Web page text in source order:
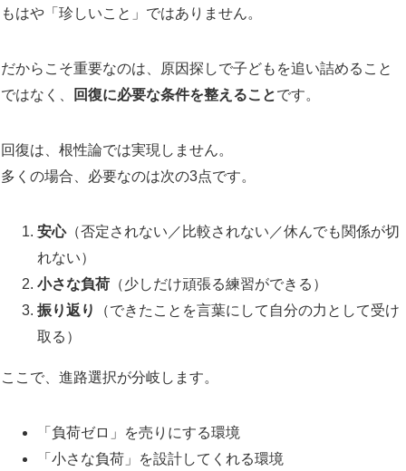
もはや「珍しいこと」ではありません。
だからこそ重要なのは、原因探しで子どもを追い詰めること
ではなく、
回復に必要な条件を整えることです。
回復は、根性論では実現しません。
多くの場合、必要なのは次の3点です。
安心（否定されない／比較されない／休んでも関係が切
れない）
小さな負荷 （少しだけ頑張る練習ができる）
振り返り
（できたことを言葉にして自分の力として受け
取る）
ここで、進路選択が分岐します。
「負荷ゼロ」を売りにする環境
「小さな負荷」を設計してくれる環境